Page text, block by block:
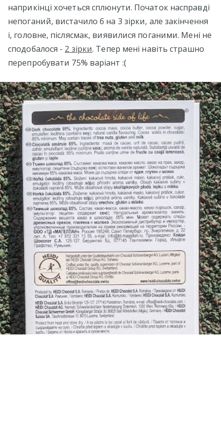
наприкінці хочеться сплюнути. Початок насправді
непоганий, вистачило б на 3 зірки, але закінчення
і, головне, післясмак, виявилися поганими. Мені не
сподобалося - 2 зірки. Тепер мені навіть страшно
перепробувати 75% варіант :(